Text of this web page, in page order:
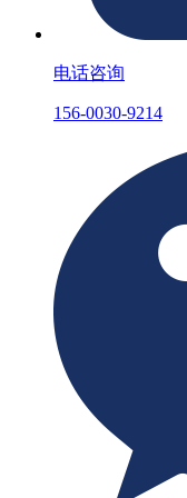
电话咨询
156-0030-9214